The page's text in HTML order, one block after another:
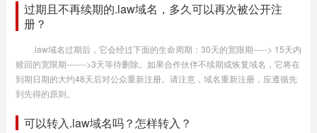
过期且不再续期的.law域名，多久可以再次被公开注
册？
.law域名过期后，它会经过下面的生命周期：30天的宽限期-----> 15天内
赎回的宽限期------->3天等待删除。如果合作伙伴不续期或恢复域名，它将在
到期日期的大约48天后对公众重新注册。请注意，域名重新注册，应遵循先
到先得的原则。
可以转入.law域名吗？怎样转入？